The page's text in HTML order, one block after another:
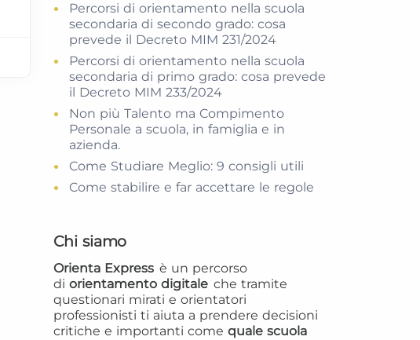
Percorsi di orientamento nella scuola
secondaria di secondo grado: cosa
prevede il Decreto MIM 231/2024
Percorsi di orientamento nella scuola
secondaria di primo grado: cosa prevede
il Decreto MIM 233/2024
Non più Talento ma Compimento
Personale a scuola, in famiglia e in
azienda.
Come Studiare Meglio: 9 consigli utili
Come stabilire e far accettare le regole
Chi siamo
Orienta Express è un percorso
di orientamento digitale che tramite
questionari mirati e orientatori
professionisti ti aiuta a prendere decisioni
critiche e importanti come quale scuola